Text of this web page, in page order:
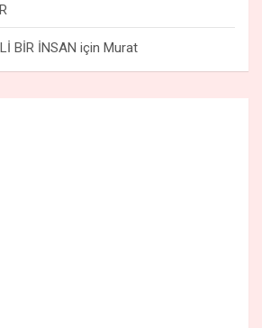
BİR İNSAN için Murat